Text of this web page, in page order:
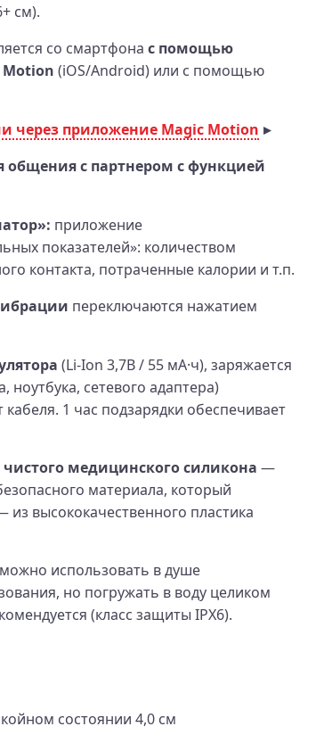
см).
со смартфона с помощью
Motion (iOS/Android) или с помощью
через приложение Magic Motion
общения с партнером с функцией
приложение
показателей»: количеством
контакта, потраченные калории и т.п.
переключаются нажатием
(Li‑Ion 3,7В / 55 мА·ч), заряжается
сетевого адаптера)
1 час подзарядки обеспечивает
чистого медицинского силикона —
материала, который
из высококачественного пластика
можно использовать в душе
но погружать в воду целиком
(класс защиты IPX6).
состоянии 4,0 см